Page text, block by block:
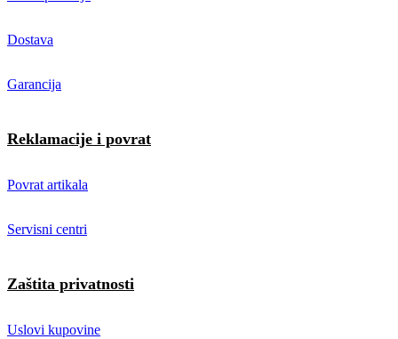
Dostava
Garancija
Reklamacije i povrat
Povrat artikala
Servisni centri
Zaštita privatnosti
Uslovi kupovine